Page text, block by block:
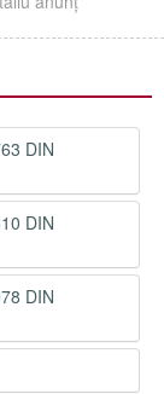
DIN
DIN
DIN